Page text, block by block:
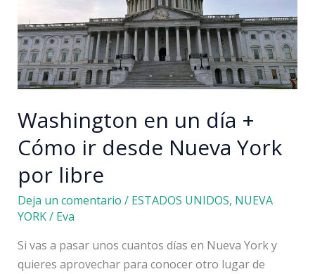
TOP
Washington en un día +
Cómo ir desde Nueva York
por libre
Deja un comentario / ESTADOS UNIDOS, NUEVA
YORK/ Eva
Si vas a pasar unos cuantos días en Nueva York y
quieres aprovechar para conocer otro lugar de